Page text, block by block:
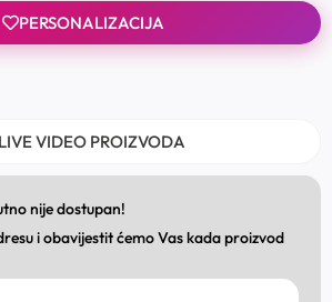
PERSONALIZACIJA
LIVE VIDEO PROIZVODA
nije dostupan!
i obavijestit ćemo Vas kada proizvod